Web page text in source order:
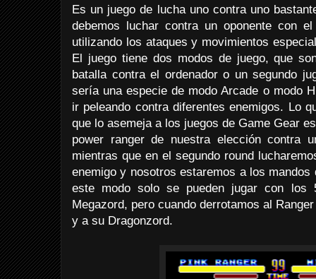
Es un juego de lucha uno contra uno
debemos luchar contra un oponente con
utilizando los ataques y movimientos
El juego tiene dos modos de juego, que
batalla contra el ordenador o un segundo
sería una especie de modo Arcade o modo
ir peleando contra diferentes enemigos. Lo
que lo asemeja a los juegos de Game Gear
power ranger de nuestra elección contra
mientras que en el segundo round
enemigo y nosotros estaremos a los
este modo solo se pueden jugar con los
Megazord, pero cuando derrotamos al
y a su Dragonzord.